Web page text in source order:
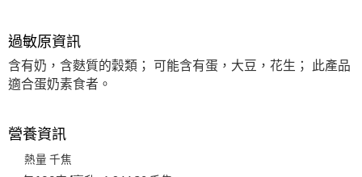
過敏原資訊
含有奶，含麩質的穀類； 可能含有蛋，大豆，花生； 此產品
適合蛋奶素食者。
營養資訊
熱量 千焦